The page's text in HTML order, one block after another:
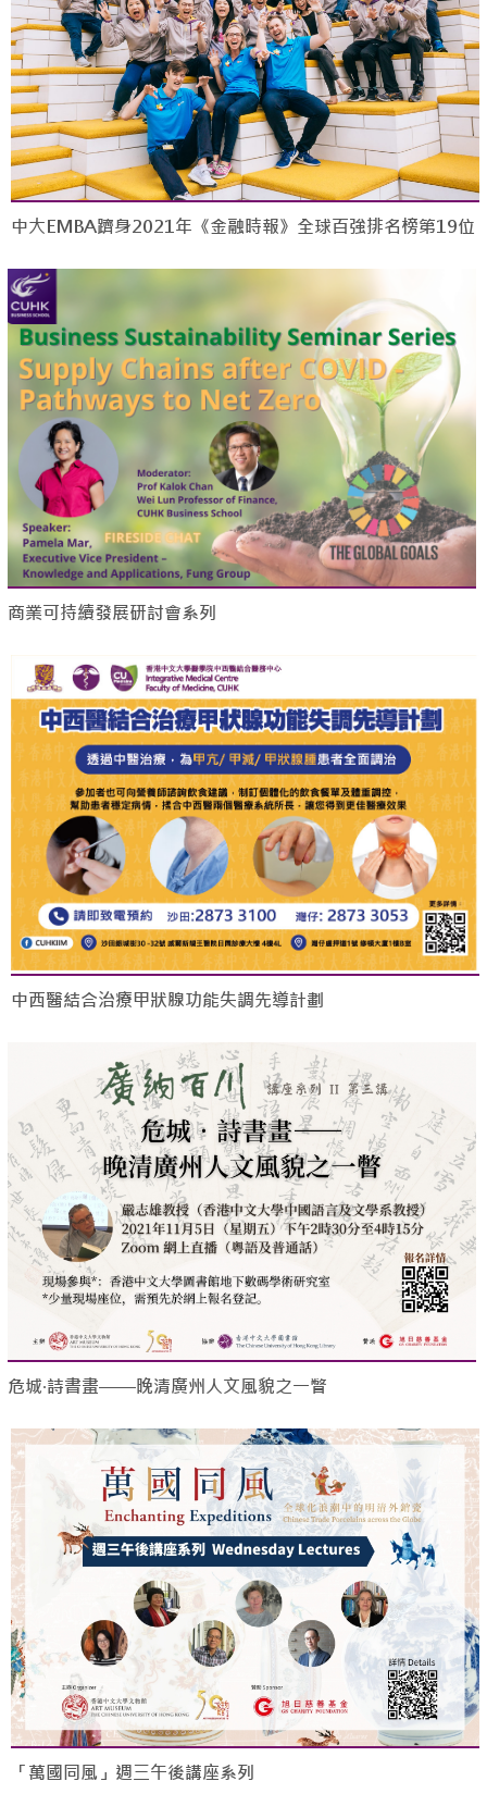
中大EMBA躋身2021年《金融時報》全球百強排名榜第19位
商業可持續發展研討會系列
中西醫結合治療甲狀腺功能失調先導計劃
危城‧詩書畫——晚清廣州人文風貌之一瞥
「萬國同風」週三午後講座系列